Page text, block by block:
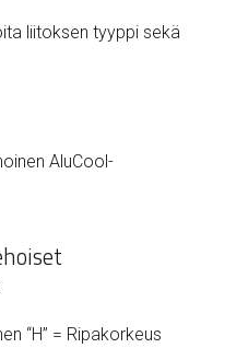
liitoksen tyyppi sekä
“H” = Ripakorkeus